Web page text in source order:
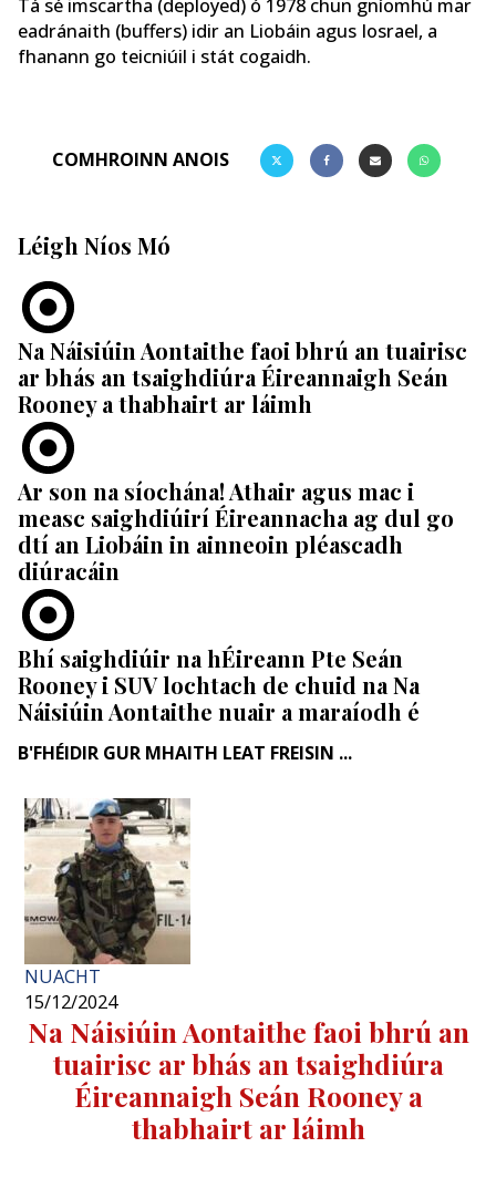
Tá sé imscartha (deployed) ó 1978 chun gníomhú mar
eadránaith (buffers) idir an Liobáin agus Iosrael, a
fhanann go teicniúil i stát cogaidh.
COMHROINN ANOIS
Léigh Níos Mó
Na Náisiúin Aontaithe faoi bhrú an tuairisc
ar bhás an tsaighdiúra Éireannaigh Seán
Rooney a thabhairt ar láimh
Ar son na síochána! Athair agus mac i
measc saighdiúirí Éireannacha ag dul go
dtí an Liobáin in ainneoin pléascadh
diúracáin
Bhí saighdiúir na hÉireann Pte Seán
Rooney i SUV lochtach de chuid na Na
Náisiúin Aontaithe nuair a maraíodh é
B'FHÉIDIR GUR MHAITH LEAT FREISIN ...
NUACHT
15/12/2024
Na Náisiúin Aontaithe faoi bhrú an
tuairisc ar bhás an tsaighdiúra
Éireannaigh Seán Rooney a
thabhairt ar láimh